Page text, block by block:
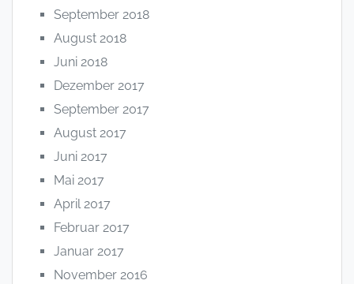
September 2018
August 2018
Juni 2018
Dezember 2017
September 2017
August 2017
Juni 2017
Mai 2017
April 2017
Februar 2017
Januar 2017
November 2016